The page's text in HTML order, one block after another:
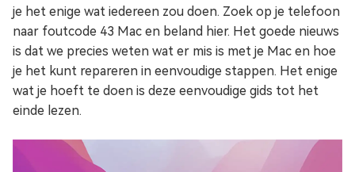
je het enige wat iedereen zou doen. Zoek op je telefoon
naar foutcode 43 Mac en beland hier. Het goede nieuws
is dat we precies weten wat er mis is met je Mac en hoe
je het kunt repareren in eenvoudige stappen. Het enige
wat je hoeft te doen is deze eenvoudige gids tot het
einde lezen.